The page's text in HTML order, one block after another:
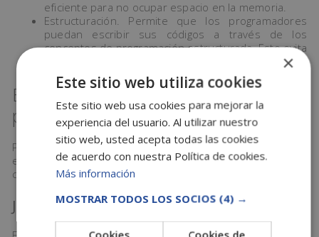
eficiente para no ocupar espacio en la memoria.
Estructuración. Permite que los programadores
puedan escribir sus códigos a través de los
conceptos de programación estructurada. Esto evita
Ejemplos de lenguajes de
programación
Para que te hagas una idea, aquí te dejamos algunos
ejemplos de los lenguajes de programación más
conocidos:
Java
×
Este sitio web utiliza cookies
Este sitio web usa cookies para mejorar la
experiencia del usuario. Al utilizar nuestro
sitio web, usted acepta todas las cookies
de acuerdo con nuestra Política de cookies.
Más información
MOSTRAR TODOS LOS SOCIOS (4) →